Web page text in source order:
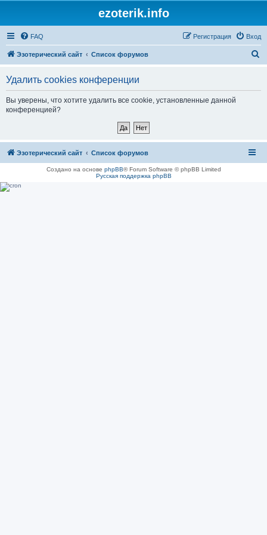
ezoterik.info
FAQ Вход
Регистрация
Эзотерический сайт Список форумов
Удалить cookies конференции
Вы уверены, что хотите удалить все cookie, установленные данной
конференцией?
Эзотерический сайт Список форумов
Создано на основе phpBB® Forum Software © phpBB Limited
Русская поддержка phpBB